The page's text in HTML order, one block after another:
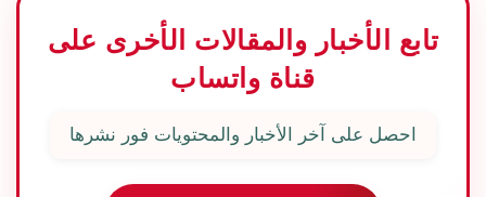
تابع الأخبار والمقالات الأخرى على
قناة واتساب
احصل على آخر الأخبار والمحتويات فور نشرها